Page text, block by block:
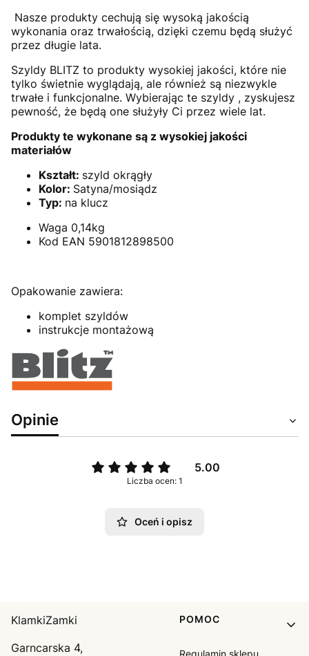
Nasze produkty cechują się wysoką jakością
wykonania oraz trwałością, dzięki czemu będą służyć
przez długie lata.
Szyldy BLITZ to produkty wysokiej jakości, które nie
tylko świetnie wyglądają, ale również są niezwykle
trwałe i funkcjonalne. Wybierając te szyldy , zyskujesz
pewność, że będą one służyły Ci przez wiele lat.
Produkty te wykonane są z wysokiej jakości
materiałów
Kształt: szyld okrągły
Kolor: Satyna/mosiądz
Typ: na klucz
Waga 0,14kg
Kod EAN 5901812898500
Opakowanie zawiera:
komplet szyldów
instrukcje montażową
Opinie
5.00
Liczba ocen: 1
Oceń i opisz
KlamkiZamki
Garncarska 4,
Linki w stopce
POMOC